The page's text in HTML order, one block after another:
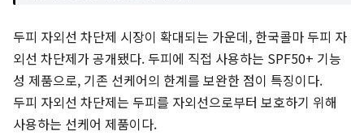
두피 자외선 차단제 시장이 확대되는 가운데, 한국콜마 두피 자
외선 차단제가 공개됐다. 두피에 직접 사용하는 SPF50+ 기능
성 제품으로, 기존 선케어의 한계를 보완한 점이 특징이다.
두피 자외선 차단제는 두피를 자외선으로부터 보호하기 위해
사용하는 선케어 제품이다.